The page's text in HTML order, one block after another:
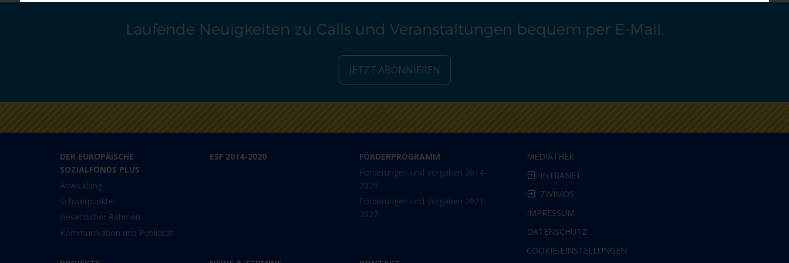
Laufende Neuigkeiten zu Calls und Veranstaltungen bequem per E-Mail.
JETZT ABONNIEREN
DER EUROPÄISCHE
SOZIALFONDS PLUS
Abwicklung
Schwerpunkte
Gesetzlicher Rahmen
Kommunikation und Publizität
ESF 2014-2020
FÖRDERPROGRAMM
Förderungen und Vergaben 2014-
2020
Förderungen und Vergaben 2021-
2027
MEDIATHEK
INTRANET
ZWIMOS
IMPRESSUM
DATENSCHUTZ
COOKIE-EINSTELLUNGEN